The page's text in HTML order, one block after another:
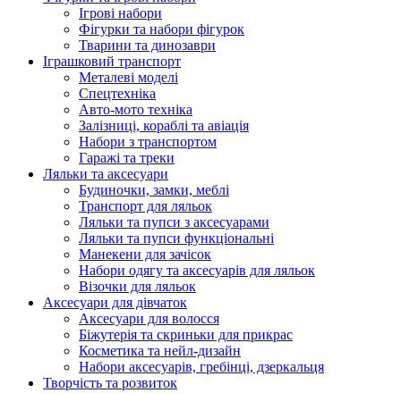
Ігрові набори
Фігурки та набори фігурок
Тварини та динозаври
Іграшковий транспорт
Металеві моделі
Спецтехніка
Авто-мото техніка
Залізниці, кораблі та авіація
Набори з транспортом
Гаражі та треки
Ляльки та аксесуари
Будиночки, замки, меблі
Транспорт для ляльок
Ляльки та пупси з аксесуарами
Ляльки та пупси функціональні
Манекени для зачісок
Набори одягу та аксесуарів для ляльок
Візочки для ляльок
Аксесуари для дівчаток
Аксесуари для волосся
Біжутерія та скриньки для прикрас
Косметика та нейл-дизайн
Набори аксесуарів, гребінці, дзеркальця
Творчість та розвиток